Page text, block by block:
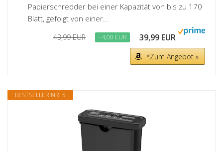
Papierschredder bei einer Kapazität von bis zu 170
Blatt, gefolgt von einer...
43,99 EUR −4,00 EUR 39,99 EUR
*Zum Angebot »
BESTSELLER NR. 5